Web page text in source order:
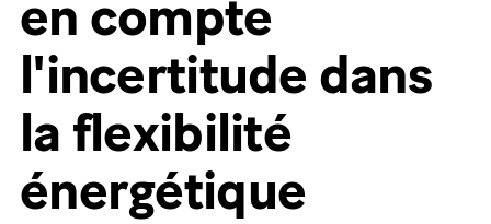
en compte
l'incertitude dans
la flexibilité
énergétique